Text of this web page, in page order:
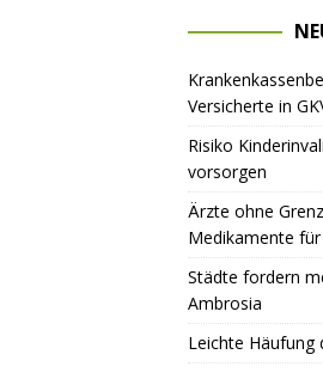
Versicherte in
Risiko
vorsorgen
Ärzte ohne
Medikamente
Städte fordern
Ambrosia
Leichte Häufung